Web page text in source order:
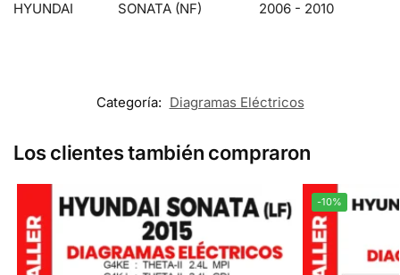
HYUNDAI
SONATA (NF) 2006 - 2010
Categoría: Diagramas Eléctricos
Los clientes también compraron
-10%